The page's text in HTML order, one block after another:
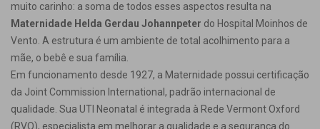
muito carinho: a soma de todos esses aspectos resulta na
Maternidade Helda Gerdau Johannpeter do Hospital Moinhos de
Vento. A estrutura é um ambiente de total acolhimento para a
mãe, o bebê e sua família.
Em funcionamento desde 1927, a Maternidade possui certificação
da Joint Commission International, padrão internacional de
qualidade. Sua UTI Neonatal é integrada à Rede Vermont Oxford
(RVO), especialista em melhorar a qualidade e a segurança do